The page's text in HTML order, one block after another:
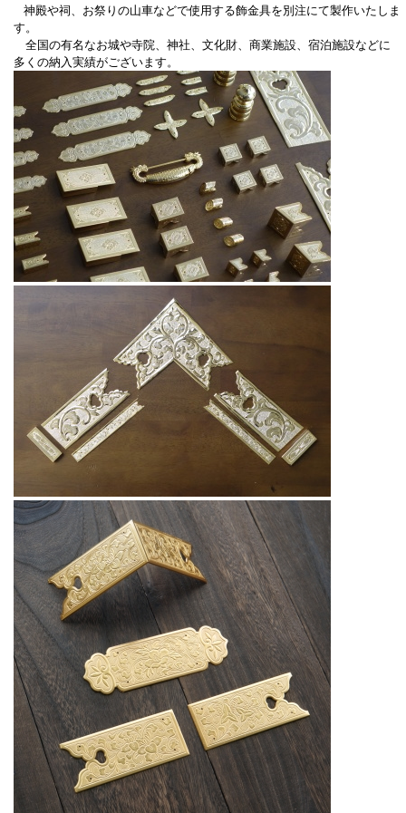
神殿や祠、お祭りの山車などで使用する飾金具を別注にて製作いたしま
す。
全国の有名なお城や寺院、神社、文化財、商業施設、宿泊施設などに
多くの納入実績がございます。